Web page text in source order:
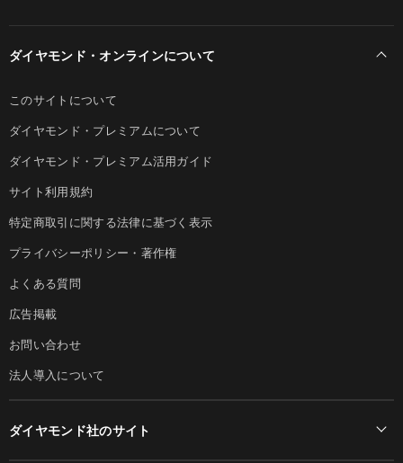
ダイヤモンド・オンラインについて
このサイトについて
ダイヤモンド・プレミアムについて
ダイヤモンド・プレミアム活用ガイド
サイト利用規約
特定商取引に関する法律に基づく表示
プライバシーポリシー・著作権
よくある質問
広告掲載
お問い合わせ
法人導入について
ダイヤモンド社のサイト